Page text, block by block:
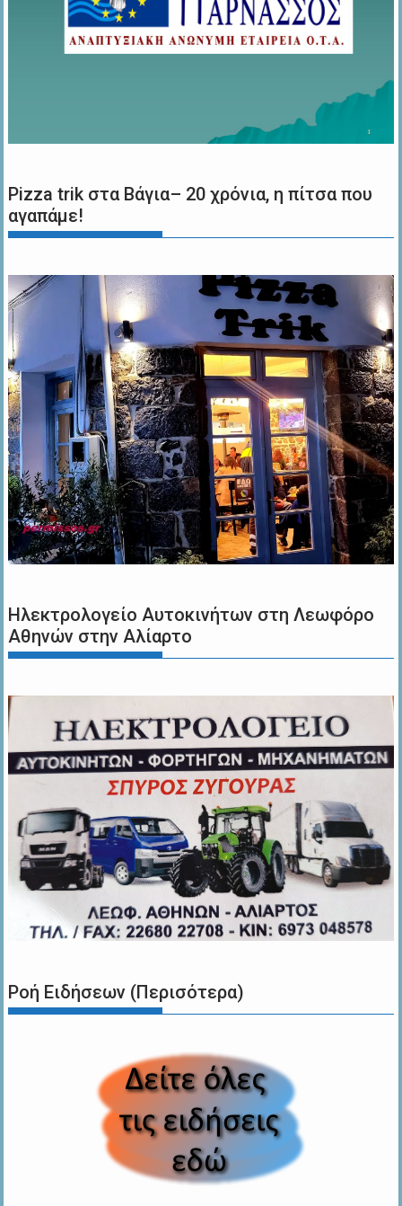
Pizza trik στα Βάγια– 20 χρόνια, η πίτσα που
αγαπάμε!
Ηλεκτρολογείο Αυτοκινήτων στη Λεωφόρο
Αθηνών στην Αλίαρτο
Ροή Ειδήσεων (Περισότερα)